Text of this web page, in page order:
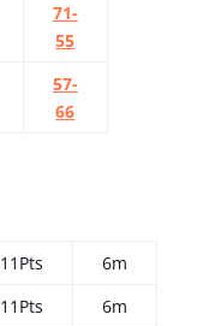
71-
55
57-
66
11Pts
6m
11Pts
6m